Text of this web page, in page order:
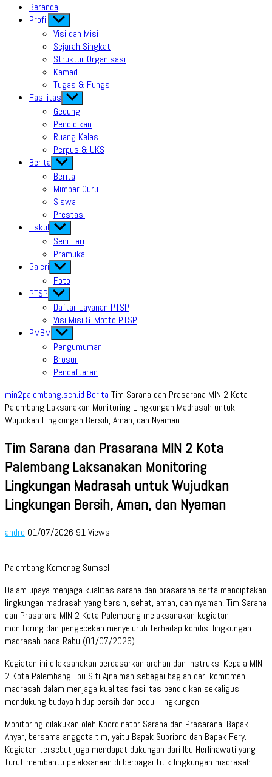
Beranda
Profil Show
sub
menu
Visi dan Misi
Sejarah Singkat
Struktur Organisasi
Kamad
Tugas & Fungsi
Fasilitas Show
sub
menu
Gedung
Pendidikan
Ruang Kelas
Perpus & UKS
Berita Show
sub
menu
Berita
Mimbar Guru
Siswa
Prestasi
Eskul Show
sub
menu
Seni Tari
Pramuka
Galeri Show
sub
menu
Foto
PTSP Show
sub
menu
Daftar Layanan PTSP
Visi Misi & Motto PTSP
PMBM Show
sub
menu
Pengumuman
Brosur
Pendaftaran
min2palembang.sch.id Berita Tim Sarana dan Prasarana MIN 2 Kota
Palembang Laksanakan Monitoring Lingkungan Madrasah untuk
Wujudkan Lingkungan Bersih, Aman, dan Nyaman
Tim Sarana dan Prasarana MIN 2 Kota
Palembang Laksanakan Monitoring
Lingkungan Madrasah untuk Wujudkan
Lingkungan Bersih, Aman, dan Nyaman
andre 01/07/2026 91 Views
Palembang Kemenag Sumsel
Dalam upaya menjaga kualitas sarana dan prasarana serta menciptakan
lingkungan madrasah yang bersih, sehat, aman, dan nyaman, Tim Sarana
dan Prasarana MIN 2 Kota Palembang melaksanakan kegiatan
monitoring dan pengecekan menyeluruh terhadap kondisi lingkungan
madrasah pada Rabu (01/07/2026).
Kegiatan ini dilaksanakan berdasarkan arahan dan instruksi Kepala MIN
2 Kota Palembang, Ibu Siti Ajnaimah sebagai bagian dari komitmen
madrasah dalam menjaga kualitas fasilitas pendidikan sekaligus
mendukung budaya hidup bersih dan peduli lingkungan.
Monitoring dilakukan oleh Koordinator Sarana dan Prasarana, Bapak
Ahyar, bersama anggota tim, yaitu Bapak Supriono dan Bapak Fery.
Kegiatan tersebut juga mendapat dukungan dari Ibu Herlinawati yang
turut membantu pelaksanaan di berbagai titik lingkungan madrasah.